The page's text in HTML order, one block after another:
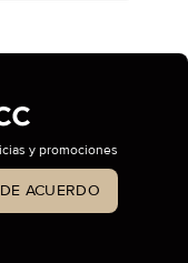
y promociones
DE ACUERDO